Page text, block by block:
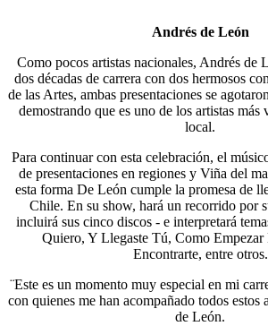
Andrés de León
Como pocos artistas nacionales, Andrés de
dos décadas de carrera con dos hermosos
de las Artes, ambas presentaciones se
demostrando que es uno de los artistas más
local.
Para continuar con esta celebración, el
de presentaciones en regiones y Viña del
esta forma De León cumple la promesa de
Chile. En su show, hará un recorrido por
incluirá sus cinco discos - e interpretará
Quiero, Y Llegaste Tú, Como Empezar
Encontrarte, entre otros.
¨Este es un momento muy especial en mi
con quienes me han acompañado todos estos
de León.